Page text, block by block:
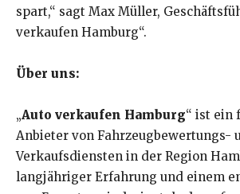
spart,“ sagt Max Müller,
verkaufen Hamburg“.
Über uns:
„Auto verkaufen Hamburg“ ist ein
Anbieter von Fahrzeugbewertungs-
Verkaufsdiensten in der Region
langjähriger Erfahrung und einem